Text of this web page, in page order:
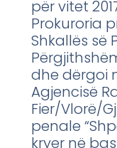
për vitet
Prokuroria
Shkallës së
dhe dërgoi
Agjencisë
Fier/Vlorë/
penale
kryer në